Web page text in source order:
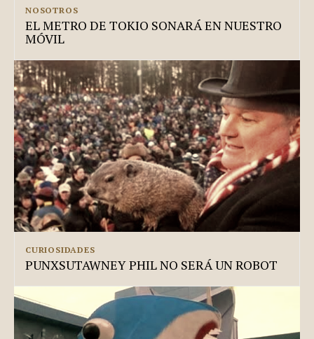
NOSOTROS
EL METRO DE TOKIO SONARÁ EN NUESTRO
MÓVIL
CURIOSIDADES
PUNXSUTAWNEY PHIL NO SERÁ UN ROBOT